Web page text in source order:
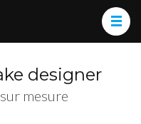
designer
mesure